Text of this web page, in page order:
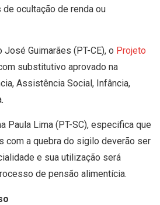
ocultação de renda ou
Guimarães (PT-CE), o Projeto
substitutivo aprovado na
Assistência Social, Infância,
Paula Lima (PT-SC), especifica que
com a quebra do sigilo deverão ser
e sua utilização será
de pensão alimentícia.